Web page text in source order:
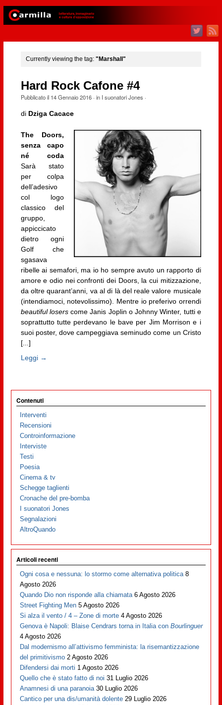
Currently viewing the tag: "Marshall"
Hard Rock Cafone #4
Pubblicato il 14 Gennaio 2016· in I suonatori Jones ·
di Dziga Cacace
The Doors,
senza capo
né coda
Sarà stato
per colpa
dell’adesivo
col logo
classico del
gruppo,
appiccicato
dietro ogni
Golf che
sgasava
ribelle ai semafori, ma io ho sempre avuto un rapporto di
amore e odio nei confronti dei Doors, la cui mitizzazione,
da oltre quarant’anni, va al di là del reale valore musicale
(intendiamoci, notevolissimo). Mentre io preferivo orrendi
beautiful loserscome Janis Joplin o Johnny Winter, tutti e
soprattutto tutte perdevano le bave per Jim Morrison e i
suoi poster, dove campeggiava seminudo come un Cristo
[...]
Leggi →
Contenuti
Interventi
Recensioni
Controinformazione
Interviste
Testi
Poesia
Cinema & tv
Schegge taglienti
Cronache del pre-bomba
I suonatori Jones
Segnalazioni
AltroQuando
Articoli recenti
Ogni cosa e nessuna: lo stormo come alternativa politica 8
Agosto 2026
Quando Dio non risponde alla chiamata 6 Agosto 2026
Street Fighting Men 5 Agosto 2026
Si alza il vento / 4 – Zone di morte 4 Agosto 2026
Genova è Napoli: Blaise Cendrars torna in Italia conBourlinguer
4 Agosto 2026
Dal modernismo all’attivismo femminista: la risemantizzazione
del primitivismo 2 Agosto 2026
Difendersi dai morti 1 Agosto 2026
Quello che è stato fatto di noi 31 Luglio 2026
Anamnesi di una paranoia 30 Luglio 2026
Cantico per una dis/umanità dolente 29 Luglio 2026